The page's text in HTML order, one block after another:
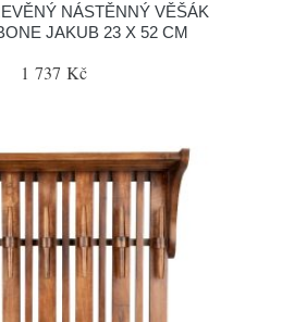
NÁSTĚNNÝ VĚŠÁK
JAKUB 23 X 52 CM
1 737 Kč